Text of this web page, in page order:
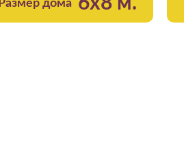
Размер дома